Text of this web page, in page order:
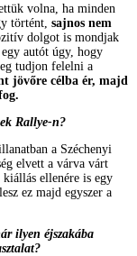
volna, ha minden
történt, sajnos nem
dolgot is mondjak
autót úgy, hogy
tudjon felelni a
jövőre célba ér, majd
Rallye-n?
a Széchenyi
elvett a várva várt
ellenére is egy
ez majd egyszer a
ilyen éjszakába